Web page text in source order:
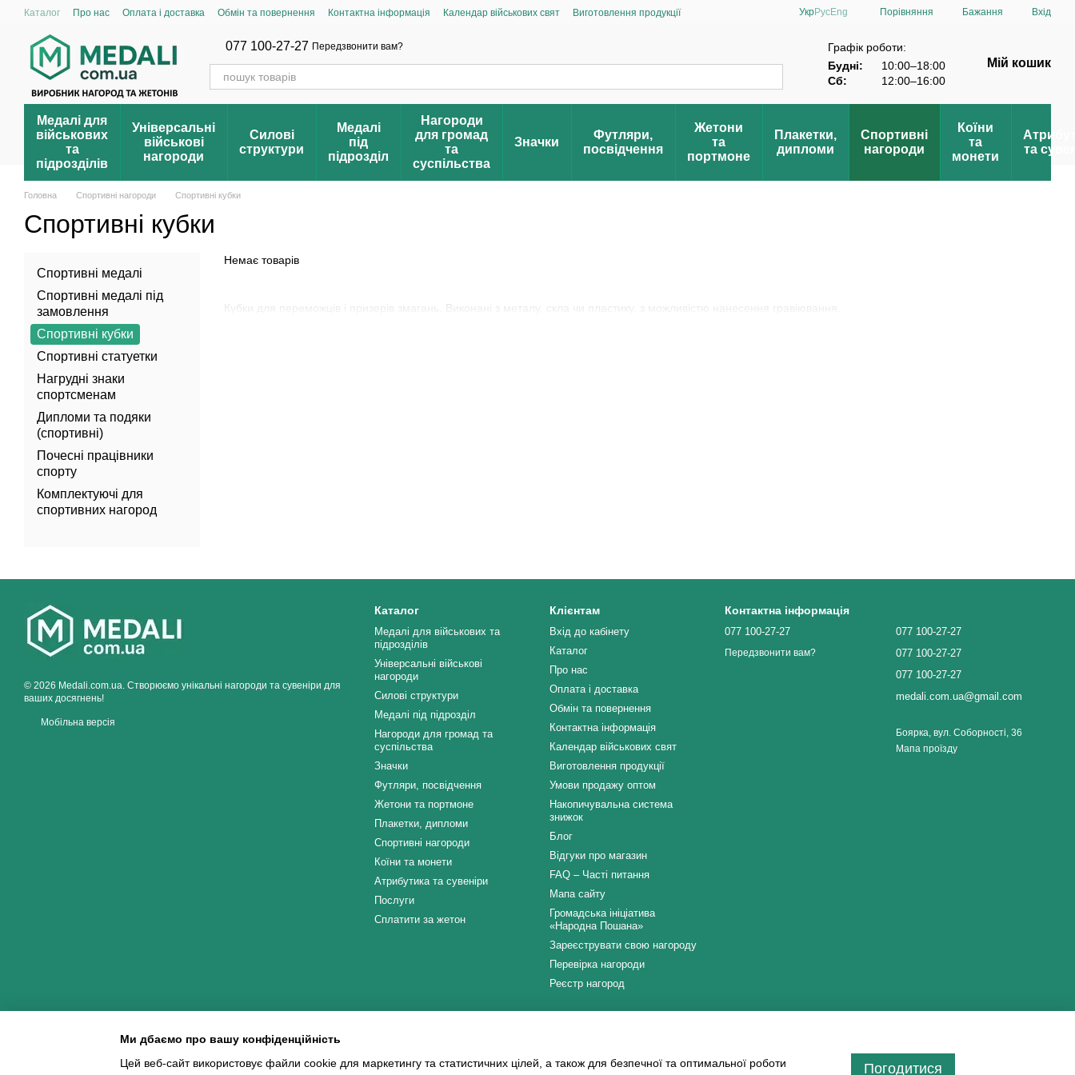
Перейти до основного контенту
Каталог Про нас Оплата і доставка Обмін та повернення Контактна інформація Календар військових свят
Виготовлення продукції
Зареєструвати свою нагороду
Перевірка нагороди Реєстр нагород
УкрРусEng Порівняння Бажання Вхід
077 100-27-27 Передзвонити вам?
Графік роботи:
Будні:
10:00–18:00
Сб:
12:00–16:00
Мій кошик
Медалі для
військових
та
підрозділів
Універсальні
військові
нагороди
Силові
структури
Медалі
під
підрозділ
Нагороди
для громад
та
суспільства
Значки
Футляри,
посвідчення
Жетони
та
портмоне
Плакетки,
дипломи
Спортивні
нагороди
Коїни
та
монети
та
Головна Спортивні нагороди Спортивні кубки
Спортивні кубки
Кубки для переможців і призерів змагань. Виконані з металу, скла чи пластику, з можливістю нанесення гравіювання.
Немає товарів
Спортивні медалі
Спортивні медалі під
замовлення
Спортивні кубки
Спортивні статуетки
Нагрудні знаки
спортсменам
Дипломи та подяки
(спортивні)
Почесні працівники
спорту
Комплектуючі для
спортивних нагород
© 2026 Medali.com.ua. Створюємо унікальні нагороди та сувеніри для
ваших досягнень!
Мобільна версія
Каталог
Медалі для військових та
підрозділів
Універсальні військові
нагороди
Силові структури
Медалі під підрозділ
Нагороди для громад та
суспільства
Значки
Футляри, посвідчення
Жетони та портмоне
Плакетки, дипломи
Спортивні нагороди
Коїни та монети
Атрибутика та сувеніри
Послуги
Сплатити за жетон
Клієнтам
Вхід до кабінету
Каталог
Про нас
Оплата і доставка
Обмін та повернення
Контактна інформація
Календар військових свят
Виготовлення продукції
Умови продажу оптом
Накопичувальна система
знижок
Блог
Відгуки про магазин
FAQ – Часті питання
Мапа сайту
Громадська ініціатива
«Народна Пошана»
Зареєструвати свою нагороду
Перевірка нагороди
Реєстр нагород
Контактна інформація
077 100-27-27
Передзвонити вам?
077 100-27-27
077 100-27-27
077 100-27-27
medali.com.ua@gmail.com
Боярка, вул. Соборності, 36
Мапа проїзду
Ми дбаємо про вашу конфіденційність
Цей веб-сайт використовує файли cookie для маркетингу та статистичних цілей, а також для безпечної та оптимальної роботи
Погодитися